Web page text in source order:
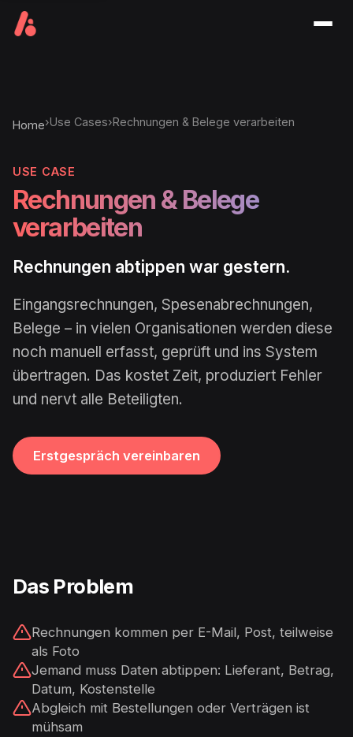
Home›Use Cases›Rechnungen & Belege verarbeiten
USE CASE
Rechnungen & Belege
verarbeiten
Rechnungen abtippen war gestern.
Eingangsrechnungen, Spesenabrechnungen,
Belege – in vielen Organisationen werden diese
noch manuell erfasst, geprüft und ins System
übertragen. Das kostet Zeit, produziert Fehler
und nervt alle Beteiligten.
Erstgespräch vereinbaren
Das Problem
Rechnungen kommen per E-Mail, Post, teilweise
als Foto
Jemand muss Daten abtippen: Lieferant, Betrag,
Datum, Kostenstelle
Abgleich mit Bestellungen oder Verträgen ist
mühsam